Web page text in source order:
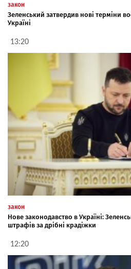
закон
Зеленський затвердив нові терміни
Україні
13:20
закон
Нове законодавство в Україні:
штрафів за дрібні крадіжки
12:20